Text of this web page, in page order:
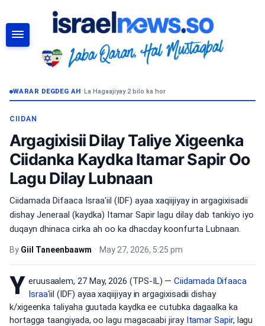
WARAR DEGDEG AH•La Hagaajiyay 2 bilo ka hor
CIIDAN
Argagixisii Dilay Taliye Xigeenka
Ciidanka Kaydka Itamar Sapir Oo
Lagu Dilay Lubnaan
Ciidamada Difaaca Israa'iil (IDF) ayaa xaqiijiyay in argagixisadii
dishay Jeneraal (kaydka) Itamar Sapir lagu dilay dab tankiyo iyo
duqayn dhinaca cirka ah oo ka dhacday koonfurta Lubnaan.
By Giil Taneenbaawm • May 27, 2026, 5:25 pm
Y eruusaalem, 27 May, 2026 (TPS-IL) —Ciidamada Difaaca
Israa‘iil (IDF) ayaa xaqiijiyay in argagixisadii dishay
k/xigeenka taliyaha guutada kaydka ee cutubka dagaalka ka
hortagga taangiyada, oo lagu magacaabi jiray Itamar Sapir, lagu